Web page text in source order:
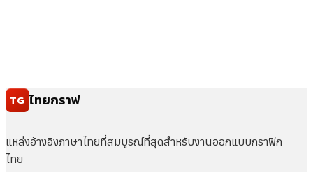
TG ไทยกราฟ
แหล่งอ้างอิงภาษาไทยที่สมบูรณ์ที่สุดสำหรับงานออกแบบกราฟิก
ไทย